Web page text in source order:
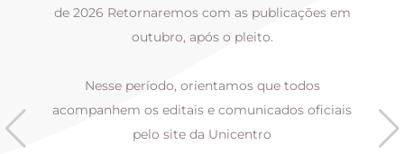
de 2026 Retornaremos com as publicações em
outubro, após o pleito.
Nesse período, orientamos que todos
acompanhem os editais e comunicados oficiais
pelo site da Unicentro